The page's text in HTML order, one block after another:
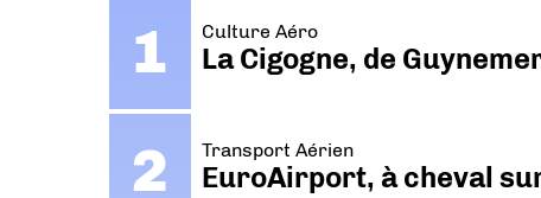
Culture Aéro
La Cigogne, de
Transport Aérien
EuroAirport, à cheval